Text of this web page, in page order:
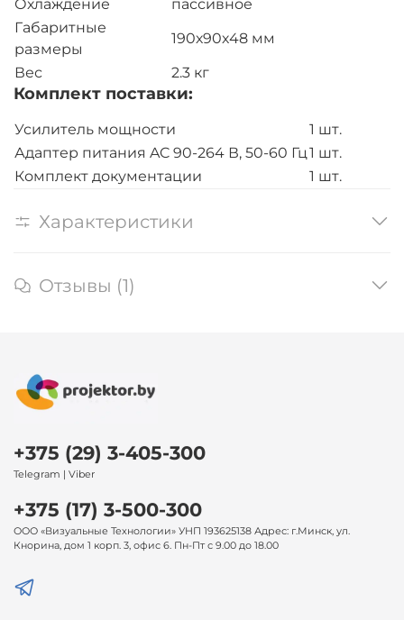
Охлаждение
пассивное
Габаритные
размеры
190х90х48 мм
Вес
2.3 кг
Комплект поставки:
Усилитель мощности
1 шт.
Адаптер питания AC 90-264 В, 50-60 Гц1 шт.
Комплект документации
1 шт.
Характеристики
Отзывы (1)
+375 (29) 3-405-300
Telegram | Viber
+375 (17) 3-500-300
ООО «Визуальные Технологии» УНП 193625138 Адрес: г.Минск, ул.
Кнорина, дом 1 корп. 3, офис 6. Пн-Пт с 9.00 до 18.00